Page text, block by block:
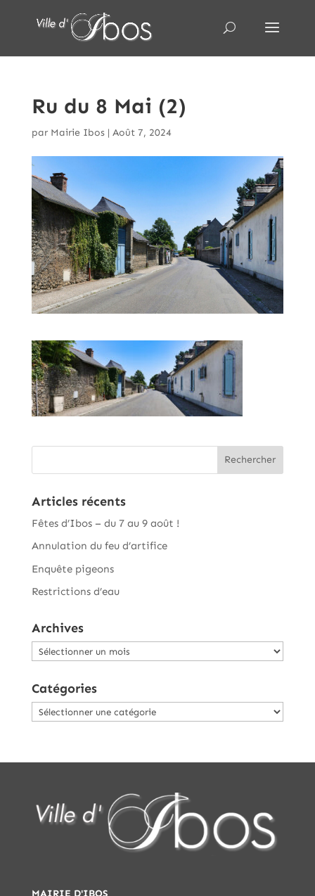
Ru du 8 Mai (2)
par Mairie Ibos| Août 7, 2024
Articles récents
Fêtes d’Ibos – du 7 au 9 août !
Annulation du feu d’artifice
Enquête pigeons
Restrictions d’eau
Archives
Archives
Catégories
Catégories